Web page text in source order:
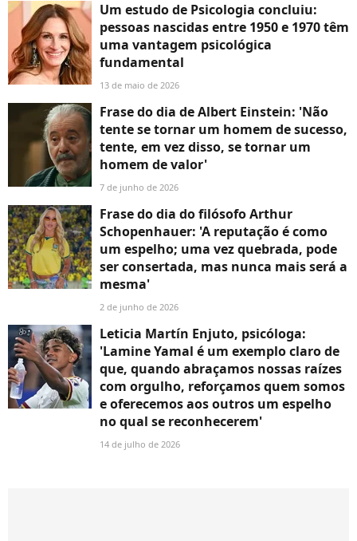
Um estudo de Psicologia concluiu:
pessoas nascidas entre 1950 e 1970 têm
uma vantagem psicológica
fundamental
13 de maio de 2026
Frase do dia de Albert Einstein: 'Não
tente se tornar um homem de sucesso,
tente, em vez disso, se tornar um
homem de valor'
7 de junho de 2026
Frase do dia do filósofo Arthur
Schopenhauer: 'A reputação é como
um espelho; uma vez quebrada, pode
ser consertada, mas nunca mais será a
mesma'
2 de junho de 2026
Leticia Martín Enjuto, psicóloga:
'Lamine Yamal é um exemplo claro de
que, quando abraçamos nossas raízes
com orgulho, reforçamos quem somos
e oferecemos aos outros um espelho
no qual se reconhecerem'
14 de julho de 2026